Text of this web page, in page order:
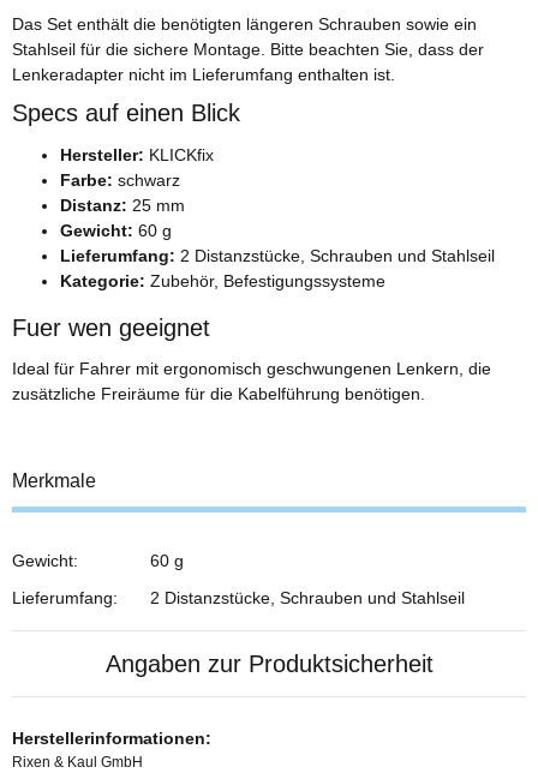
Das Set enthält die benötigten längeren Schrauben sowie ein
Stahlseil für die sichere Montage. Bitte beachten Sie, dass der
Lenkeradapter nicht im Lieferumfang enthalten ist.
Specs auf einen Blick
Hersteller: KLICKfix
Farbe: schwarz
Distanz: 25 mm
Gewicht: 60 g
Lieferumfang: 2 Distanzstücke, Schrauben und Stahlseil
Kategorie: Zubehör, Befestigungssysteme
Fuer wen geeignet
Ideal für Fahrer mit ergonomisch geschwungenen Lenkern, die
zusätzliche Freiräume für die Kabelführung benötigen.
Merkmale
Gewicht:
60 g
Lieferumfang:
2 Distanzstücke, Schrauben und Stahlseil
Angaben zur Produktsicherheit
Herstellerinformationen:
Rixen & Kaul GmbH